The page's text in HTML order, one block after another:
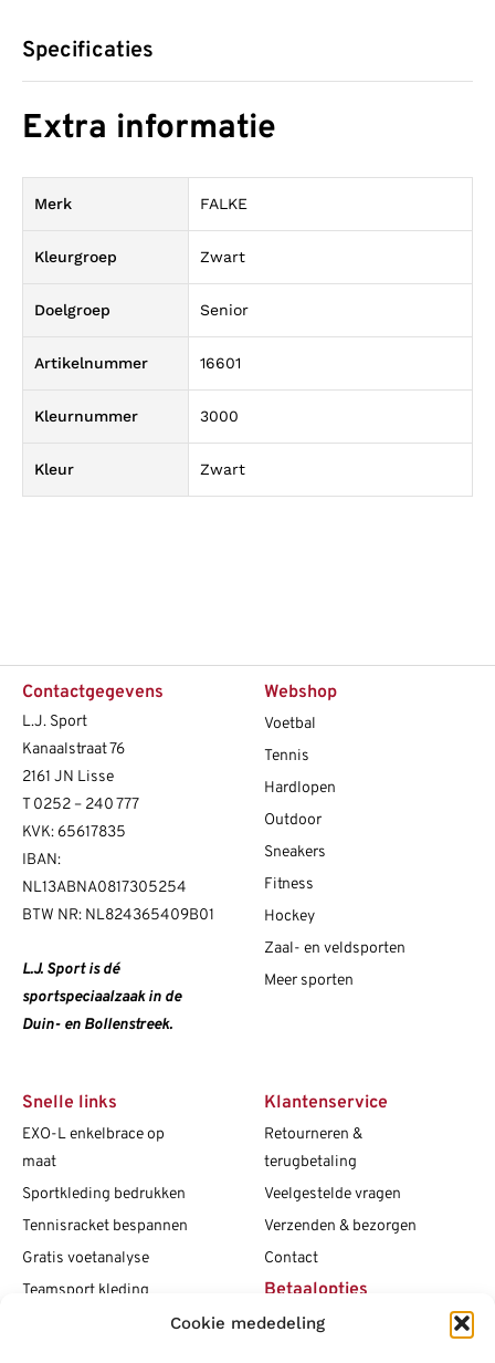
Cookie mededeling
Specificaties
Extra informatie
Merk FALKE
Kleurgroep Zwart
Doelgroep Senior
Artikelnummer 16601
Kleurnummer 3000
Kleur Zwart
Contactgegevens
L.J. Sport
Kanaalstraat 76
2161 JN Lisse
T0252 – 240 777
KVK: 65617835
IBAN:
NL13ABNA0817305254
BTW NR: NL824365409B01
L.J. Sport is dé
sportspeciaalzaak in de
Duin- en Bollenstreek.
Webshop
Voetbal
Tennis
Hardlopen
Outdoor
Sneakers
Fitness
Hockey
Zaal- en veldsporten
Meer sporten
Snelle links
EXO-L enkelbrace op
maat
Sportkleding bedrukken
Tennisracket bespannen
Gratis voetanalyse
Teamsport kleding
Klantenservice
Retourneren &
terugbetaling
Veelgestelde vragen
Verzenden & bezorgen
Contact
Betaalopties